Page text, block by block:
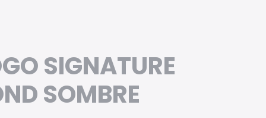
SIGNATURE
SOMBRE